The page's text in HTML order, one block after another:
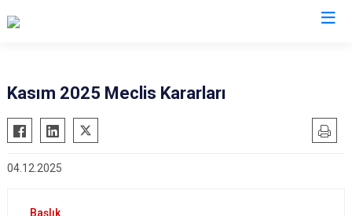
Kasım 2025 Meclis Kararları
04.12.2025